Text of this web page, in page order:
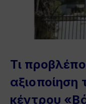
Τι
αξιοποίηση
κέντρου